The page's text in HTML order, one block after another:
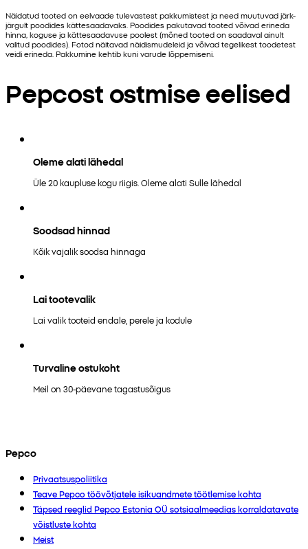
Näidatud tooted on eelvaade tulevastest pakkumistest ja need muutuvad järk-
järgult poodides kättesaadavaks. Poodides pakutavad tooted võivad erineda
hinna, koguse ja kättesaadavuse poolest (mõned tooted on saadaval ainult
valitud poodides). Fotod näitavad näidismudeleid ja võivad tegelikest toodetest
veidi erineda. Pakkumine kehtib kuni varude lõppemiseni.
Pepcost ostmise eelised
Oleme alati lähedal
Üle 20 kaupluse kogu riigis. Oleme alati Sulle lähedal
Soodsad hinnad
Kõik vajalik soodsa hinnaga
Lai tootevalik
Lai valik tooteid endale, perele ja kodule
Turvaline ostukoht
Meil on 30-päevane tagastusõigus
Pepco
Privaatsuspoliitika
Teave Pepco töövõtjatele isikuandmete töötlemise kohta
Täpsed reeglid Pepco Estonia OÜ sotsiaalmeedias korraldatavate
võistluste kohta
Meist